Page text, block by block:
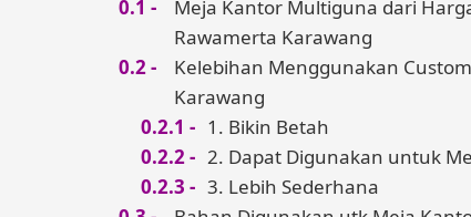
Meja Kantor Multiguna dari
Rawamerta Karawang
Kelebihan Menggunakan
Karawang
1. Bikin Betah
2. Dapat Digunakan untuk
3. Lebih Sederhana